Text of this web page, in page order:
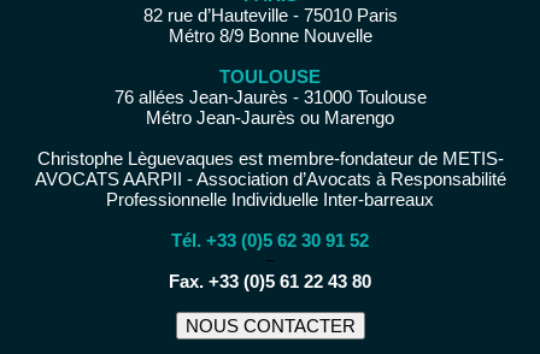
82 rue d’Hauteville - 75010 Paris
Métro 8/9 Bonne Nouvelle
TOULOUSE
76 allées Jean-Jaurès - 31000 Toulouse
Métro Jean-Jaurès ou Marengo
Christophe Lèguevaques est membre-fondateur de METIS-
AVOCATS AARPII - Association d’Avocats à Responsabilité
Professionnelle Individuelle Inter-barreaux
Tél. +33 (0)5 62 30 91 52
−
Fax. +33 (0)5 61 22 43 80
NOUS CONTACTER